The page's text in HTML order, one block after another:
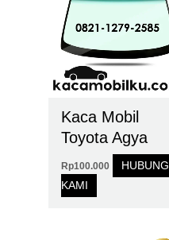
Kaca Mobil
Toyota Agya
Rp100.000
HUBUNGI
KAMI